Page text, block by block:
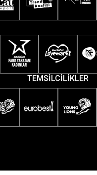
TEMSİLCİLİKLER